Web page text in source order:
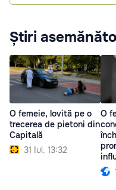
Știri
O femeie, lovită pe o
trecerea de pietoni din
Capitală
31 Iul. 13:32
O